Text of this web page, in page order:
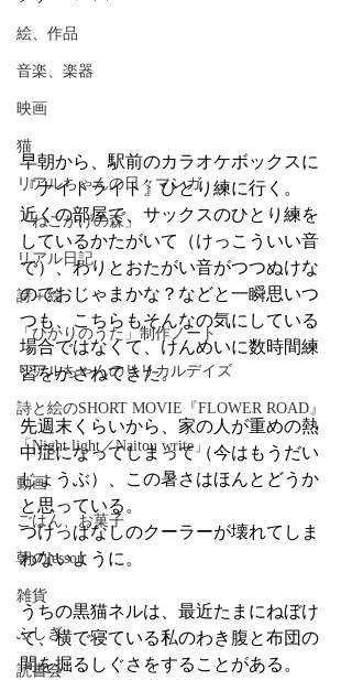
絵、作品
音楽、楽器
映画
猫
リアルちゃんの日々マンガ
「ねこかげの森」
リアル日記
詩＋絵
「ひかりのうた」制作ノート
リアルちゃんのリリカルデイズ
詩と絵のSHORT MOVIE『FLOWER ROAD』
「Night light／Naitou write」
動画
ごはん、お菓子
朝のlesson
雑貨
ふしぎ
読書会
早朝から、駅前のカラオケボックスに
『ナイトライト』ひとり練に行く。
近くの部屋で、サックスのひとり練を
しているかたがいて（けっこういい音
で）、わりとおたがい音がつつぬけな
のでおじゃまかな？などと一瞬思いつ
つも、こちらもそんなの気にしている
場合ではなくて、けんめいに数時間練
習をかさねてきた。
先週末くらいから、家の人が重めの熱
中症になってしまって（今はもうだい
じょうぶ）、この暑さはほんとどうか
と思っている。
つけっぱなしのクーラーが壊れてしま
わないように。
うちの黒猫ネルは、最近たまにねぼけ
て、横で寝ている私のわき腹と布団の
間を掘るしぐさをすることがある。